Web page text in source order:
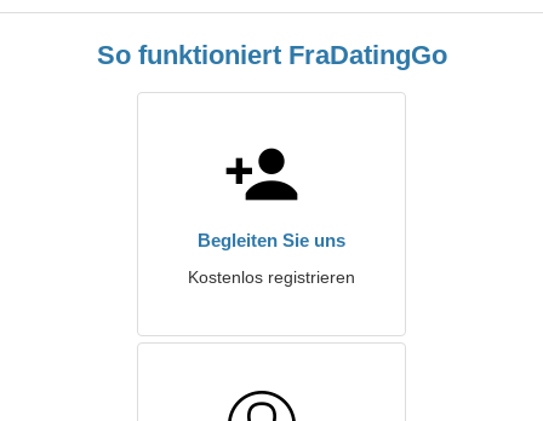
So funktioniert FraDatingGo
Begleiten Sie uns
Kostenlos registrieren